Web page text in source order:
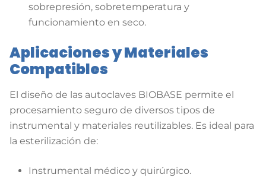
sobrepresión, sobretemperatura y
funcionamiento en seco.
Aplicaciones y Materiales
Compatibles
El diseño de las autoclaves BIOBASE permite el
procesamiento seguro de diversos tipos de
instrumental y materiales reutilizables. Es ideal para
la esterilización de:
Instrumental médico y quirúrgico.